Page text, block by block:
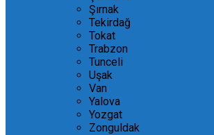
Şırnak
Tekirdağ
Tokat
Trabzon
Tunceli
Uşak
Van
Yalova
Yozgat
Zonguldak